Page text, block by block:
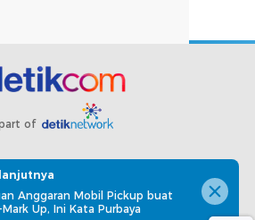
of
Media Siber Karir
Kotak Pos
Privacy Policy Disclaimer
Anggaran Mobil Pickup buat
Up, Ini Kata Purbaya